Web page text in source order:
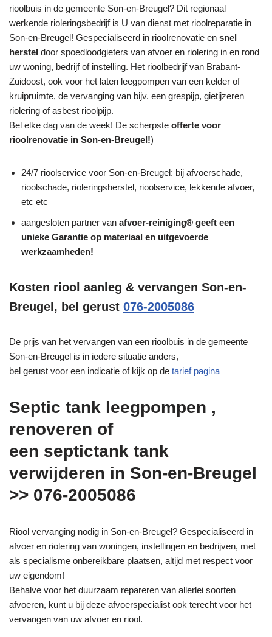
rioolbuis in de gemeente Son-en-Breugel? Dit regionaal
werkende rioleringsbedrijf is U van dienst met rioolreparatie in
Son-en-Breugel! Gespecialiseerd in rioolrenovatie en snel
herstel door spoedloodgieters van afvoer en riolering in en rond
uw woning, bedrijf of instelling. Het rioolbedrijf van Brabant-
Zuidoost, ook voor het laten leegpompen van een kelder of
kruipruimte, de vervanging van bijv. een grespijp, gietijzeren
riolering of asbest rioolpijp.
Bel elke dag van de week! De scherpste offerte voor
rioolrenovatie in Son-en-Breugel!)
24/7 rioolservice voor Son-en-Breugel: bij afvoerschade,
rioolschade, rioleringsherstel, rioolservice, lekkende afvoer,
etc etc
aangesloten partner van afvoer-reiniging® geeft een
unieke Garantie op materiaal en uitgevoerde
werkzaamheden!
Kosten riool aanleg & vervangen Son-en-
Breugel, bel gerust 076-2005086
De prijs van het vervangen van een rioolbuis in de gemeente
Son-en-Breugel is in iedere situatie anders,
bel gerust voor een indicatie of kijk op de tarief pagina
Septic tank leegpompen ,
renoveren of
een septictank tank
verwijderen in Son-en-Breugel
>> 076-2005086
Riool vervanging nodig in Son-en-Breugel? Gespecialiseerd in
afvoer en riolering van woningen, instellingen en bedrijven, met
als specialisme onbereikbare plaatsen, altijd met respect voor
uw eigendom!
Behalve voor het duurzaam repareren van allerlei soorten
afvoeren, kunt u bij deze afvoerspecialist ook terecht voor het
vervangen van uw afvoer en riool.